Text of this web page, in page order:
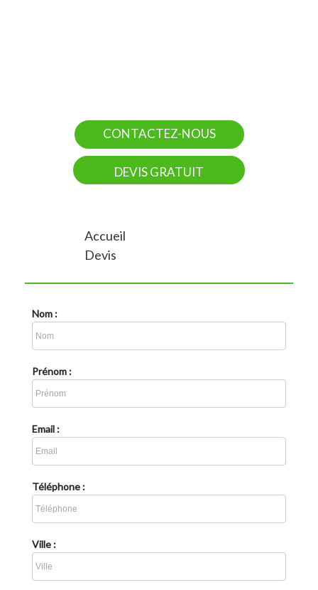
CONTACTEZ-NOUS
DEVIS GRATUIT
Accueil
Devis
Nom :
Prénom :
Email :
Téléphone :
Ville :